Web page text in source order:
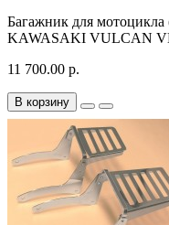
Багажник для мотоцикла
KAWASAKI VULCAN
11 700.00 р.
В корзину